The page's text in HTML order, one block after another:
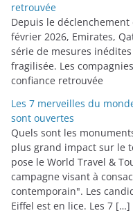
retrouvée
Depuis le
février 2026, Emirates,
série de mesures
fragilisée. Les
confiance retrouvée
Les 7 merveilles du
sont ouvertes
Quels sont les
plus grand impact sur le
pose le World Travel &
campagne visant à
contemporain". Les
Eiffel est en lice. Les 7 […]